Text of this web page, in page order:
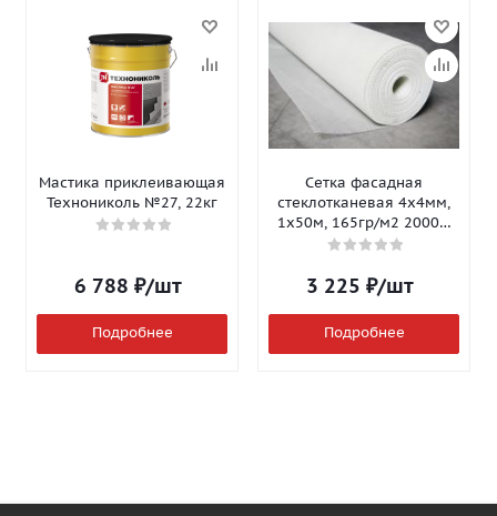
Мастика приклеивающая
Технониколь №27, 22кг
6 788 ₽/шт
Подробнее
Сетка фасадная
стеклотканевая 4х4мм,
1х50м, 165гр/м2 2000Н
Isomax-165
3 225 ₽/шт
Подробнее